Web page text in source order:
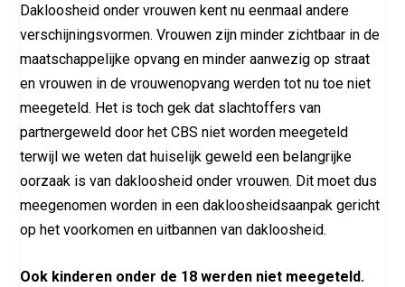
Dakloosheid onder vrouwen kent nu eenmaal andere
verschijningsvormen. Vrouwen zijn minder zichtbaar in de
maatschappelijke opvang en minder aanwezig op straat
en vrouwen in de vrouwenopvang werden tot nu toe niet
meegeteld. Het is toch gek dat slachtoffers van
partnergeweld door het CBS niet worden meegeteld
terwijl we weten dat huiselijk geweld een belangrijke
oorzaak is van dakloosheid onder vrouwen. Dit moet dus
meegenomen worden in een dakloosheidsaanpak gericht
op het voorkomen en uitbannen van dakloosheid.
Ook kinderen onder de 18 werden niet meegeteld.